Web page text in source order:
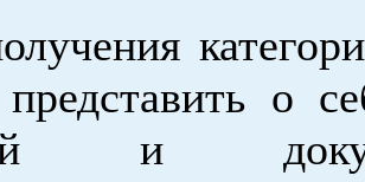
о
и